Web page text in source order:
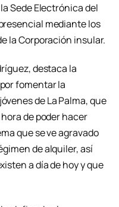
Sede Electrónica del
mediante los
la Corporación insular.
destaca la
fomentar la
de La Palma, que
de poder hacer
que se ve agravado
de alquiler, así
a día de hoy y que